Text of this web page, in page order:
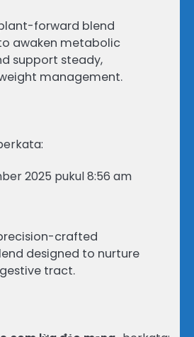
forward blend
awaken metabolic
support steady,
management.
2025 pukul 8:56 am
crafted
designed to nurture
tract.